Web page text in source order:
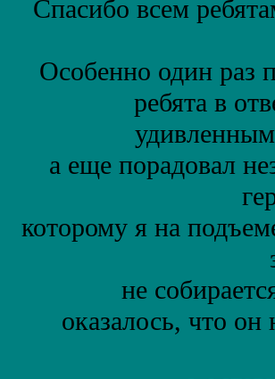
Спасибо всем
Особенно один раз
ребята в
удивленным
а еще порадовал
которому я на
не
оказалось, что он